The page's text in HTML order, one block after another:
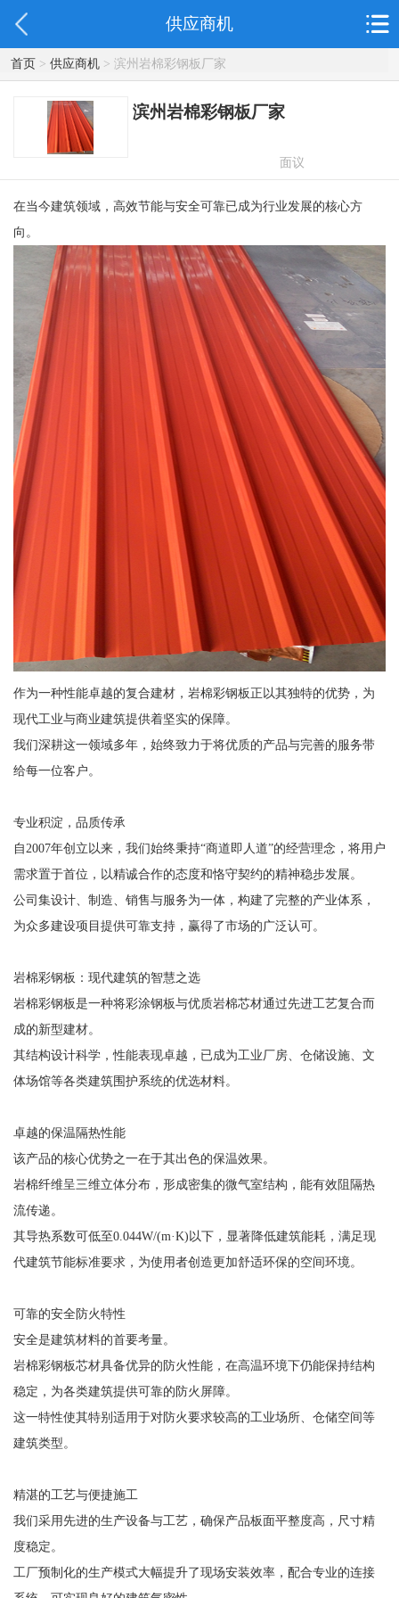
供应商机
首页> 供应商机> 滨州岩棉彩钢板厂家
滨州岩棉彩钢板厂家
面议
在当今建筑领域，高效节能与安全可靠已成为行业发展的核心方
向。
作为一种性能卓越的复合建材，岩棉彩钢板正以其独特的优势，为
现代工业与商业建筑提供着坚实的保障。
我们深耕这一领域多年，始终致力于将优质的产品与完善的服务带
给每一位客户。
专业积淀，品质传承
自2007年创立以来，我们始终秉持“商道即人道”的经营理念，将用户
需求置于首位，以精诚合作的态度和恪守契约的精神稳步发展。
公司集设计、制造、销售与服务为一体，构建了完整的产业体系，
为众多建设项目提供可靠支持，赢得了市场的广泛认可。
岩棉彩钢板：现代建筑的智慧之选
岩棉彩钢板是一种将彩涂钢板与优质岩棉芯材通过先进工艺复合而
成的新型建材。
其结构设计科学，性能表现卓越，已成为工业厂房、仓储设施、文
体场馆等各类建筑围护系统的优选材料。
卓越的保温隔热性能
该产品的核心优势之一在于其出色的保温效果。
岩棉纤维呈三维立体分布，形成密集的微气室结构，能有效阻隔热
流传递。
其导热系数可低至0.044W/(m·K)以下，显著降低建筑能耗，满足现
代建筑节能标准要求，为使用者创造更加舒适环保的空间环境。
可靠的安全防火特性
安全是建筑材料的首要考量。
岩棉彩钢板芯材具备优异的防火性能，在高温环境下仍能保持结构
稳定，为各类建筑提供可靠的防火屏障。
这一特性使其特别适用于对防火要求较高的工业场所、仓储空间等
建筑类型。
精湛的工艺与便捷施工
我们采用先进的生产设备与工艺，确保产品板面平整度高，尺寸精
度稳定。
工厂预制化的生产模式大幅提升了现场安装效率，配合专业的连接